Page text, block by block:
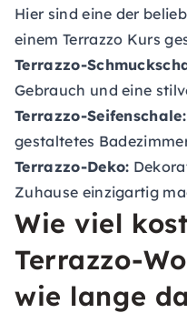
Hier sind eine der
einem Terrazzo Kurs
Terrazzo-
Gebrauch und eine
Terrazzo-Seifenschale:
gestaltetes
Terrazzo-Deko:
Zuhause einzigartig
Wie viel
Terrazzo-
wie lange